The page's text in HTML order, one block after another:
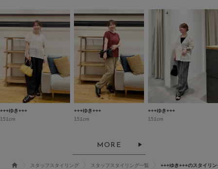
+++ゆき+++
151cm
+++ゆき+++
151cm
+++ゆき+++
151cm
MORE
スタッフスタイリング スタッフスタイリング一覧 +++ゆき+++のスタイリン